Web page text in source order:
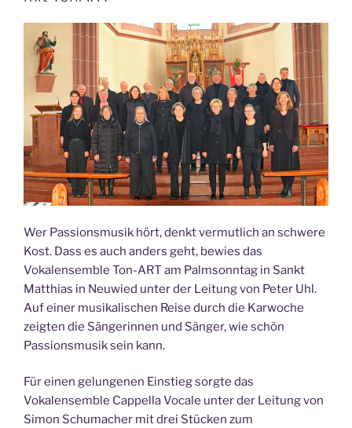
Wer Passionsmusik hört, denkt vermutlich an schwere
Kost. Dass es auch anders geht, bewies das
Vokalensemble Ton-ART am Palmsonntag in Sankt
Matthias in Neuwied unter der Leitung von Peter Uhl.
Auf einer musikalischen Reise durch die Karwoche
zeigten die Sängerinnen und Sänger, wie schön
Passionsmusik sein kann.
Für einen gelungenen Einstieg sorgte das
Vokalensemble Cappella Vocale unter der Leitung von
Simon Schumacher mit drei Stücken zum